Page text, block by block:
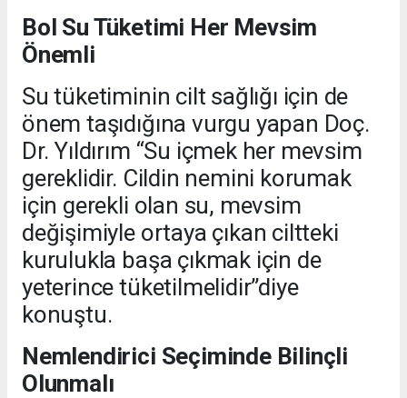
Bol Su Tüketimi Her Mevsim
Önemli
Su tüketiminin cilt sağlığı için de
önem taşıdığına vurgu yapan Doç.
Dr. Yıldırım “Su içmek her mevsim
gereklidir. Cildin nemini korumak
için gerekli olan su, mevsim
değişimiyle ortaya çıkan ciltteki
kurulukla başa çıkmak için de
yeterince tüketilmelidir”diye
konuştu.
Nemlendirici Seçiminde Bilinçli
Olunmalı